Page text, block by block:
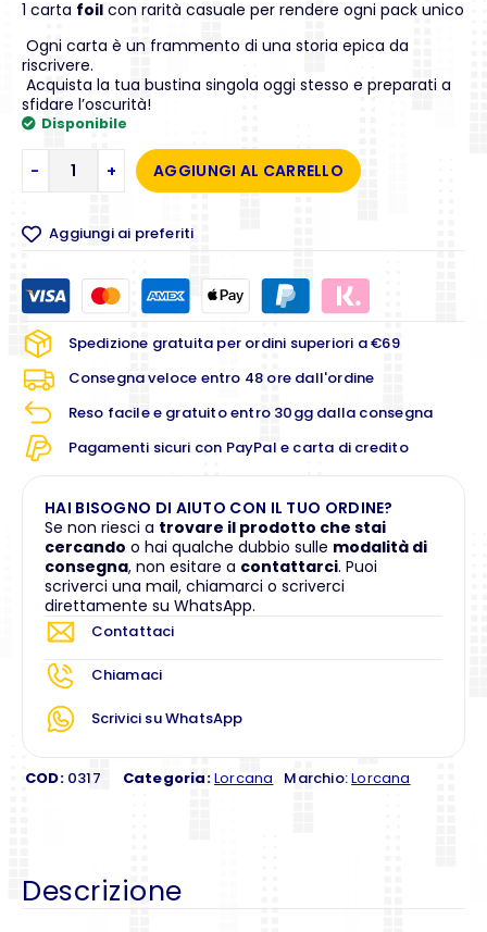
1 carta foil con rarità casuale per rendere ogni pack unico
Ogni carta è un frammento di una storia epica da
riscrivere.
Acquista la tua bustina singola oggi stesso e preparati a
sfidare l’oscurità!
Disponibile
- + AGGIUNGI AL CARRELLO
Aggiungi ai preferiti
Spedizione gratuita per ordini superiori a €69
Consegna veloce entro 48 ore dall'ordine
Reso facile e gratuito entro 30gg dalla consegna
Pagamenti sicuri con PayPal e carta di credito
HAI BISOGNO DI AIUTO CON IL TUO ORDINE?
Se non riesci a trovare il prodotto che stai
cercando o hai qualche dubbio sulle modalità di
consegna, non esitare a contattarci. Puoi
scriverci una mail, chiamarci o scriverci
direttamente su WhatsApp.
Contattaci
Chiamaci
Scrivici su WhatsApp
COD: 0317 Categoria:Lorcana Marchio:Lorcana
Descrizione